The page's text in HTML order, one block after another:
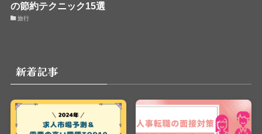
の節約テクニック15選
旅行
新着記事